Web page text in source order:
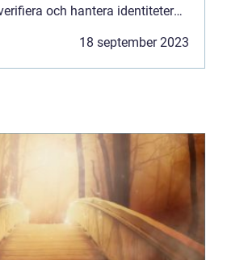
och hantera identiteter
18 september 2023